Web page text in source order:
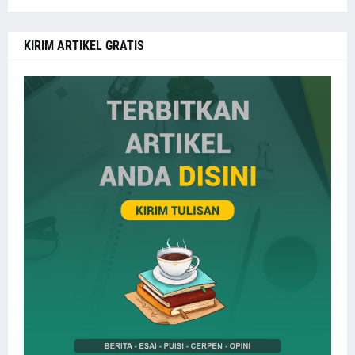
KIRIM ARTIKEL GRATIS